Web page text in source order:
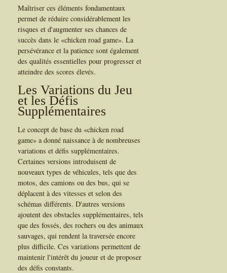
Maîtriser ces éléments fondamentaux
permet de réduire considérablement les
risques et d'augmenter ses chances de
succès dans le «chicken road game». La
persévérance et la patience sont également
des qualités essentielles pour progresser et
atteindre des scores élevés.
Les Variations du Jeu
et les Défis
Supplémentaires
Le concept de base du «chicken road
game» a donné naissance à de nombreuses
variations et défis supplémentaires.
Certaines versions introduisent de
nouveaux types de véhicules, tels que des
motos, des camions ou des bus, qui se
déplacent à des vitesses et selon des
schémas différents. D'autres versions
ajoutent des obstacles supplémentaires, tels
que des fossés, des rochers ou des animaux
sauvages, qui rendent la traversée encore
plus difficile. Ces variations permettent de
maintenir l'intérêt du joueur et de proposer
des défis constants.